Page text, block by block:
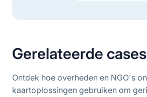
Gerelateerde cases
Ontdek hoe overheden en NGO's
kaartoplossingen gebruiken om